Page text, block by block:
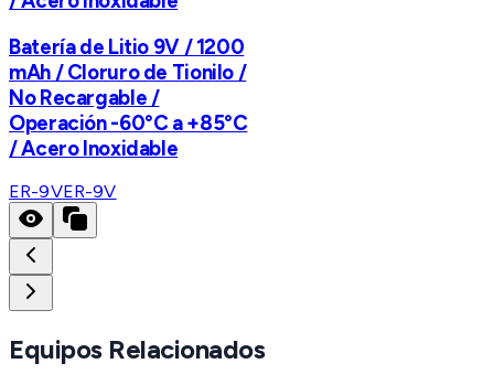
Batería de Litio 9V / 1200
mAh / Cloruro de Tionilo /
No Recargable /
Operación -60°C a +85°C
/ Acero Inoxidable
ER-9VER-9V
Equipos Relacionados